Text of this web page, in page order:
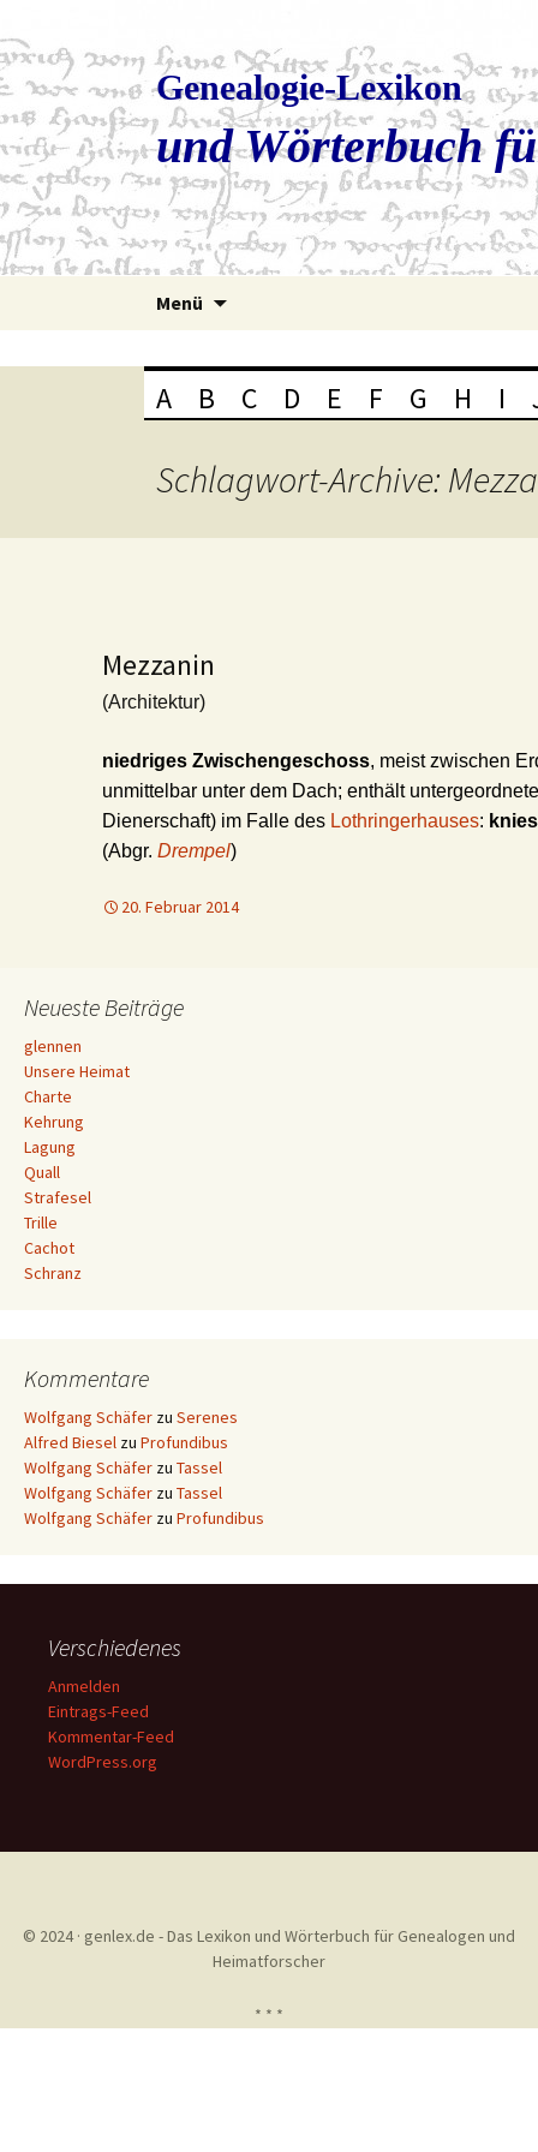
Genealogie-Lexikon
und Wörterbuch
Menü
A B C D E F G H I
Schlagwort-Archive:
Mezzanin
(Architektur)
niedriges Zwischengeschoss, meist zwischen
unmittelbar unter dem Dach; enthält
Dienerschaft) im Falle des Lothringerhauses:
(Abgr. Drempel)
20. Februar 2014
Neueste Beiträge
glennen
Unsere Heimat
Charte
Kehrung
Lagung
Quall
Strafesel
Trille
Cachot
Schranz
Kommentare
Wolfgang Schäfer zu Serenes
Alfred Biesel zu Profundibus
Wolfgang Schäfer zu Tassel
Wolfgang Schäfer zu Tassel
Wolfgang Schäfer zu Profundibus
Verschiedenes
Anmelden
Eintrags-Feed
Kommentar-Feed
WordPress.org
© 2024 · genlex.de - Das Lexikon und Wörterbuch für Genealogen und
Heimatforscher
* * *